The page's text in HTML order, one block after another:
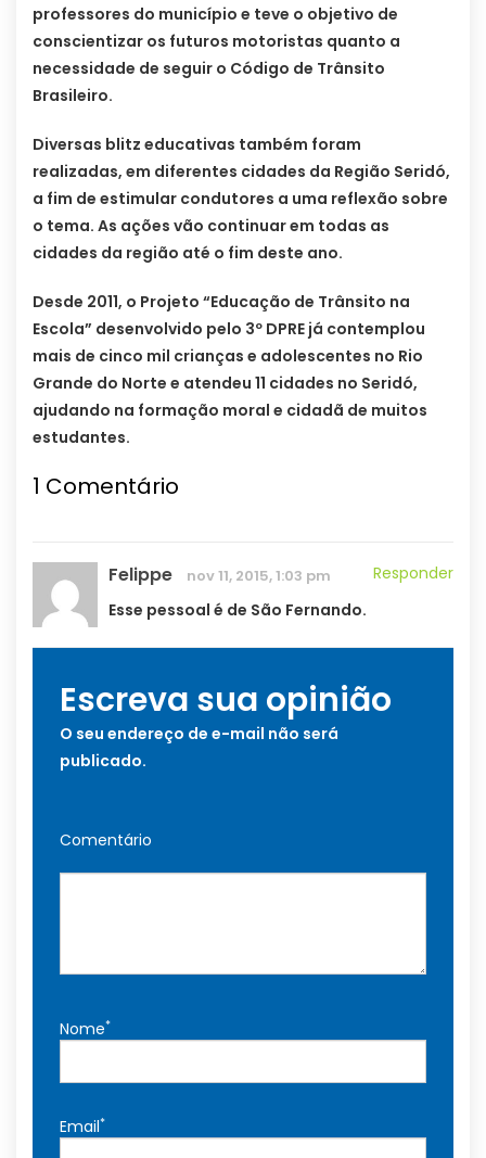
professores do município e teve o objetivo de
conscientizar os futuros motoristas quanto a
necessidade de seguir o Código de Trânsito
Brasileiro.
Diversas blitz educativas também foram
realizadas, em diferentes cidades da Região Seridó,
a fim de estimular condutores a uma reflexão sobre
o tema. As ações vão continuar em todas as
cidades da região até o fim deste ano.
Desde 2011, o Projeto “Educação de Trânsito na
Escola” desenvolvido pelo 3º DPRE já contemplou
mais de cinco mil crianças e adolescentes no Rio
Grande do Norte e atendeu 11 cidades no Seridó,
ajudando na formação moral e cidadã de muitos
estudantes.
1 Comentário
Felippe nov 11, 2015, 1:03 pm
Responder
Esse pessoal é de São Fernando.
Escreva sua opinião
O seu endereço de e-mail não será
publicado.
Comentário
Nome*
Email*